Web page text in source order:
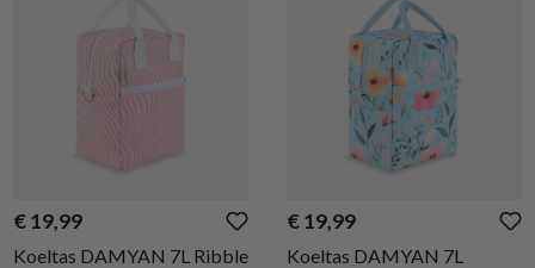
€ 19,99
Koeltas DAMYAN 7L Ribble
€ 19,99
Koeltas DAMYAN 7L